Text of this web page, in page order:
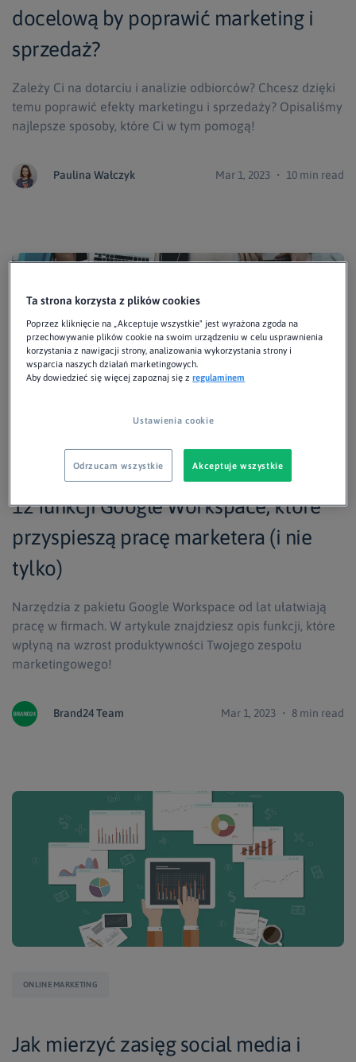
docelową by poprawić marketing i
sprzedaż?
Zależy Ci na dotarciu i analizie odbiorców? Chcesz dzięki
temu poprawić efekty marketingu i sprzedaży? Opisaliśmy
najlepsze sposoby, które Ci w tym pomogą!
Paulina Wałczyk Mar 1, 2023 ・ 10 min read
12 funkcji Google Workspace, które
przyspieszą pracę marketera (i nie
tylko)
Narzędzia z pakietu Google Workspace od lat ułatwiają
pracę w firmach. W artykule znajdziesz opis funkcji, które
wpłyną na wzrost produktywności Twojego zespołu
marketingowego!
Brand24 Team Mar 1, 2023 ・ 8 min read
ONLINE MARKETING
Jak mierzyć zasięg social media i
Ta strona korzysta z plików cookies
Poprzez kliknięcie na „Akceptuje wszystkie" jest wyrażona zgoda na
przechowywanie plików cookie na swoim urządzeniu w celu usprawnienia
korzystania z nawigacji strony, analizowania wykorzystania strony i
wsparcia naszych działań marketingowych.
Aby dowiedzieć się więcej zapoznaj się zregulaminem
Ustawienia cookie
Odrzucam wszystkie Akceptuje wszystkie